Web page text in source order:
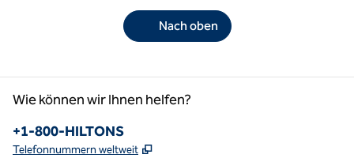
Nach oben
Wie können wir Ihnen helfen?
Telefon:
+1-800-HILTONS
Telefonnummern weltweit ,